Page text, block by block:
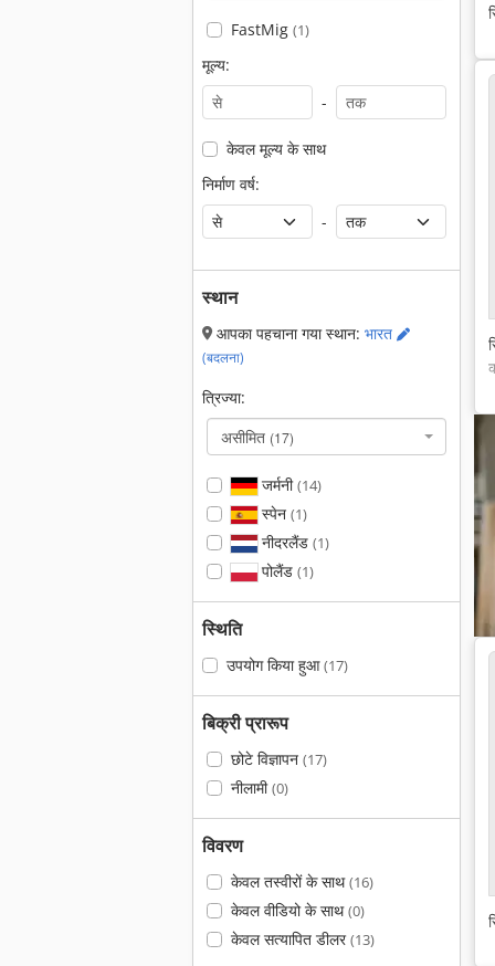
FastMig (1)
मूल्य:
-
केवल मूल्य के साथ
निर्माण वर्ष:
-
स्थान
आपका पहचाना गया स्थान: भारत
(बदलना)
त्रिज्या:
असीमित (17)
जर्मनी(14)
स्पेन (1)
नीदरलैंड (1)
पोलैंड (1)
स्थिति
उपयोग किया हुआ(17)
बिक्री प्रारूप
छोटे विज्ञापन (17)
नीलामी(0)
विवरण
केवल तस्वीरों के साथ(16)
केवल वीडियो के साथ(0)
केवल सत्यापित डीलर(13)